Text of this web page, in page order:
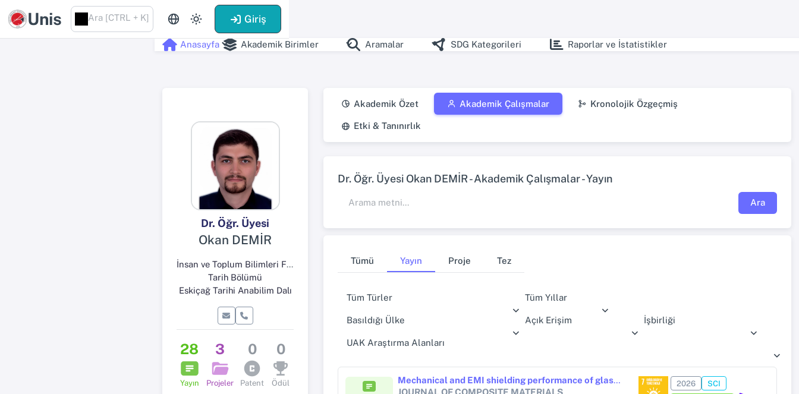
Unis Ara [CTRL + K] Giriş
Anasayfa Akademik Birimler Aramalar SDG Kategorileri Raporlar ve İstatistikler
Dr. Öğr. Üyesi
Okan DEMİR
İnsan ve Toplum Bilimleri Fakültesi
Tarih Bölümü
Eskiçağ Tarihi Anabilim Dalı
28
Yayın
3
Projeler
0
Patent
0
Ödül
Akademik Özet Akademik Çalışmalar Kronolojik Özgeçmiş
Etki & Tanınırlık
Dr. Öğr. Üyesi Okan DEMİR - Akademik Çalışmalar - Yayın
Ara
Tümü Yayın Proje Tez
Tüm Türler Tüm Yıllar
Basıldığı Ülke Açık Erişim İşbirliği
UAK Araştırma Alanları
Mechanical and EMI shielding performance of glass/carbon hybrid composites with cellulose-paper interleaves after cryogenic conditioning
JOURNAL OF COMPOSITE MATERIALS
2026
SCI